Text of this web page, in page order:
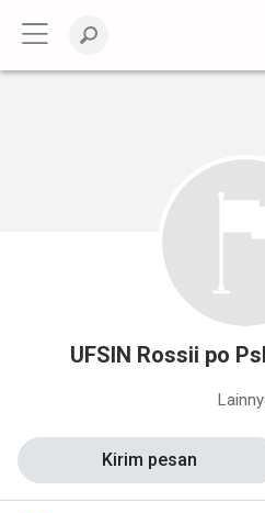
UFSIN Rossii po
Kirim pesan